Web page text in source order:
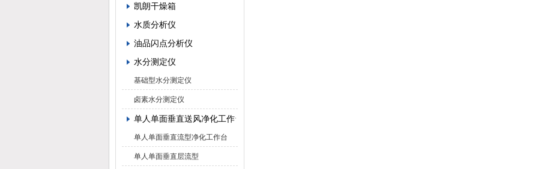
凯朗干燥箱
水质分析仪
油品闪点分析仪
水分测定仪
基础型水分测定仪
卤素水分测定仪
单人单面垂直送风净化工作台
单人单面垂直流型净化工作台
单人单面垂直层流型